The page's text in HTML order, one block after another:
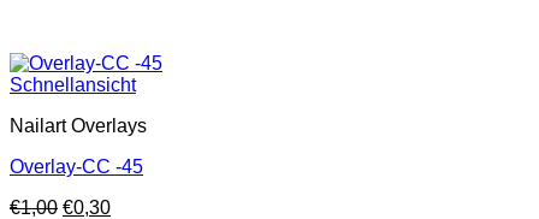
Schnellansicht
Nailart Overlays
Overlay-CC -45
€1,00 €0,30